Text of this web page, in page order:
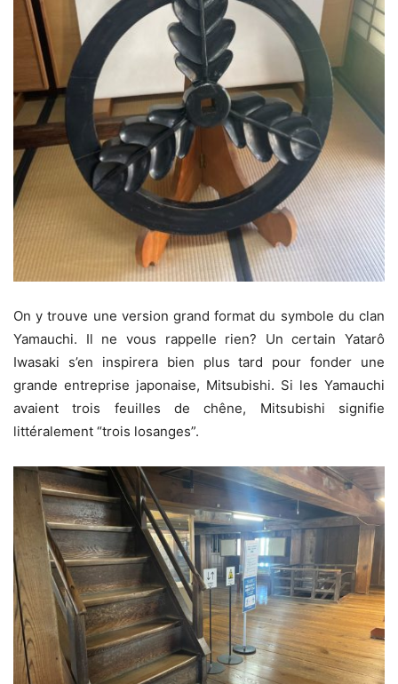
On y trouve une version grand format du symbole du clan
Yamauchi. Il ne vous rappelle rien? Un certain Yatarô
Iwasaki s’en inspirera bien plus tard pour fonder une
grande entreprise japonaise, Mitsubishi. Si les Yamauchi
avaient trois feuilles de chêne, Mitsubishi signifie
littéralement “trois losanges”.